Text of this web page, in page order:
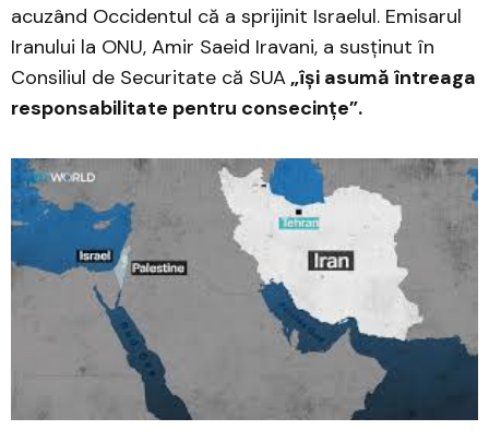
acuzând Occidentul că a sprijinit Israelul. Emisarul
Iranului la ONU, Amir Saeid Iravani, a susținut în
Consiliul de Securitate că SUA„își asumă întreaga
responsabilitate pentru consecințe”.